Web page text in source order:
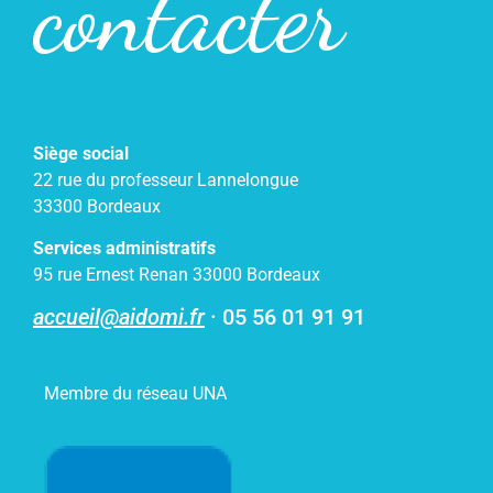
Siège social
22 rue du professeur Lannelongue
33300 Bordeaux
Services administratifs
95 rue Ernest Renan 33000 Bordeaux
accueil@aidomi.fr· 05 56 01 91 91
Membre du réseau UNA